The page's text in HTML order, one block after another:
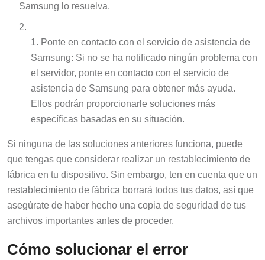
Samsung lo resuelva.
Ponte en contacto con el servicio de asistencia de
Samsung: Si no se ha notificado ningún problema con
el servidor, ponte en contacto con el servicio de
asistencia de Samsung para obtener más ayuda.
Ellos podrán proporcionarle soluciones más
específicas basadas en su situación.
Si ninguna de las soluciones anteriores funciona, puede
que tengas que considerar realizar un restablecimiento de
fábrica en tu dispositivo. Sin embargo, ten en cuenta que un
restablecimiento de fábrica borrará todos tus datos, así que
asegúrate de haber hecho una copia de seguridad de tus
archivos importantes antes de proceder.
Cómo solucionar el error